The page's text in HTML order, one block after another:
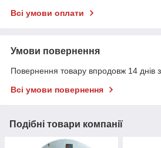
Всі умови оплати
Умови повернення
Повернення товару впродовж 14 днів
Всі умови повернення
Подібні товари компанії